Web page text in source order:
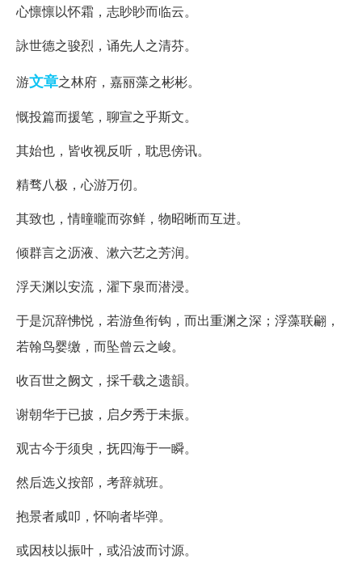
心懔懔以怀霜，志眇眇而临云。
詠世德之骏烈，诵先人之清芬。
游文章之林府，嘉丽藻之彬彬。
慨投篇而援笔，聊宣之乎斯文。
其始也，皆收视反听，耽思傍讯。
精骛八极，心游万仞。
其致也，情曈曨而弥鲜，物昭晰而互进。
倾群言之沥液、漱六艺之芳润。
浮天渊以安流，濯下泉而潜浸。
于是沉辞怫悦，若游鱼衔钩，而出重渊之深；浮藻联翩，
若翰鸟婴缴，而坠曾云之峻。
收百世之阙文，採千载之遗韻。
谢朝华于已披，启夕秀于未振。
观古今于须臾，抚四海于一瞬。
然后选义按部，考辞就班。
抱景者咸叩，怀响者毕弹。
或因枝以振叶，或沿波而讨源。